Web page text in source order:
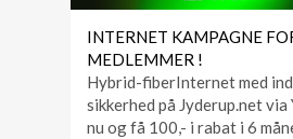
INTERNET KAMPAGNE
MEDLEMMER !
Hybrid-fiberInternet med
sikkerhed på Jyderup.net via
nu og få 100,- i rabat i 6